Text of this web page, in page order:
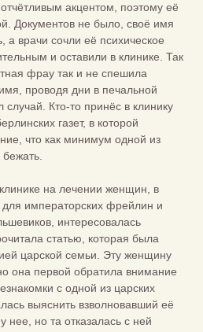
акцентом, поэтому её
Документов не было, своё имя
а врачи сочли её психическое
и оставили в клинике. Так
фрау так и не спешила
проводя дни в печальной
Кто-то принёс в клинику
газет, в которой
что как минимум одной из
на лечении женщин, в
императорских фрейлин и
интересовалась
статью, которая была
царской семьи. Эту женщину
она первой обратила внимание
с одной из царских
выяснить взволновавший её
нее, но та отказалась с ней